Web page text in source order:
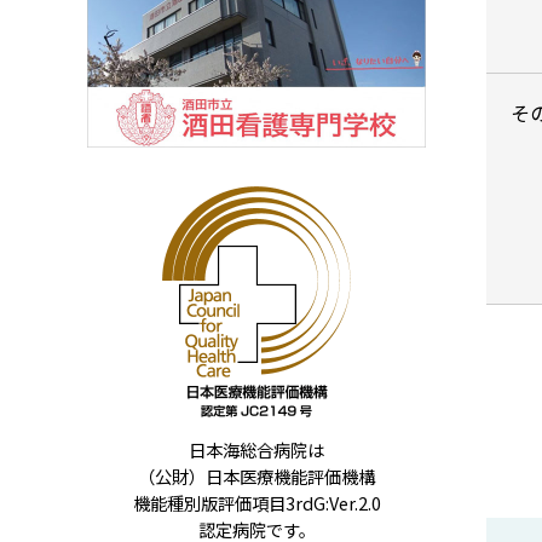
そ
日本海総合病院は
（公財）日本医療機能評価機構
機能種別版評価項目3rdG:Ver.2.0
認定病院です。